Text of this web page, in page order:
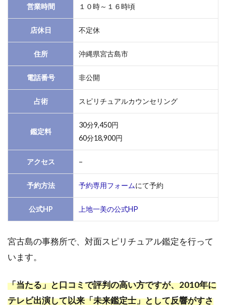
ー
4.4
ると
評判
の手
相占
い師
好
の
か
ら
っ
た
営業時間 １０時～１６時頃
店休日 不定休
住所 沖縄県宮古島市
電話番号 非公開
占術 スピリチュアルカウンセリング
鑑定料
30分9,450円
60分18,900円
アクセス –
予約方法 予約専用フォームにて予約
公式HP 上地一美の公式HP
宮古島の事務所で、対面スピリチュアル鑑定を行って
います。
「当たる」と口コミで評判の高い方ですが、2010年に
テレビ出演して以来「未来鑑定士」として反響がすさ